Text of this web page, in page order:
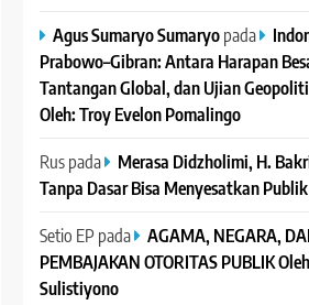
Agus Sumaryo Sumaryopada
Prabowo–Gibran: Antara Harapan
Tantangan Global, dan Ujian
Oleh: Troy Evelon Pomalingo
Ruspada
Merasa Didzholimi, H.
Tanpa Dasar Bisa Menyesatkan Publik
Setio EP pada AGAMA, NEGARA,
PEMBAJAKAN OTORITAS PUBLIK
Sulistiyono